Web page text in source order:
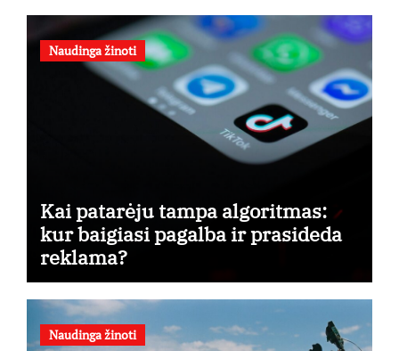
Naudinga žinoti
Kai patarėju tampa algoritmas:
kur baigiasi pagalba ir prasideda
reklama?
Naudinga žinoti